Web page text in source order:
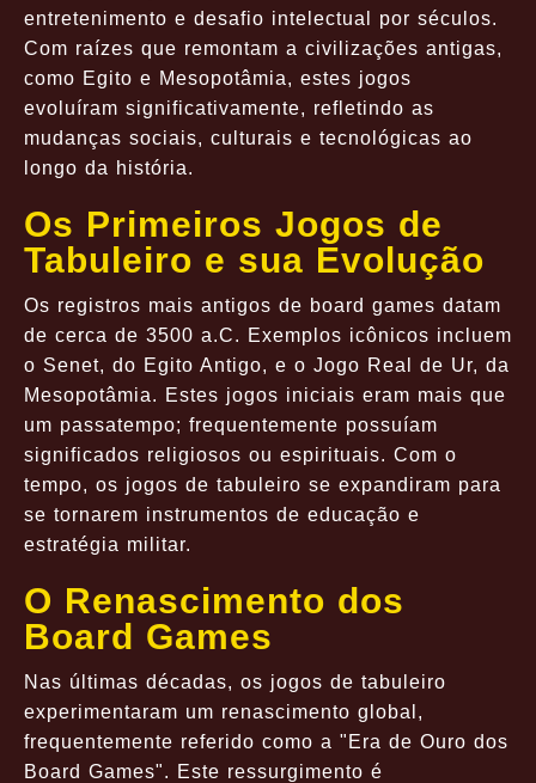
entretenimento e desafio intelectual por séculos.
Com raízes que remontam a civilizações antigas,
como Egito e Mesopotâmia, estes jogos
evoluíram significativamente, refletindo as
mudanças sociais, culturais e tecnológicas ao
longo da história.
Os Primeiros Jogos de
Tabuleiro e sua Evolução
Os registros mais antigos de board games datam
de cerca de 3500 a.C. Exemplos icônicos incluem
o Senet, do Egito Antigo, e o Jogo Real de Ur, da
Mesopotâmia. Estes jogos iniciais eram mais que
um passatempo; frequentemente possuíam
significados religiosos ou espirituais. Com o
tempo, os jogos de tabuleiro se expandiram para
se tornarem instrumentos de educação e
estratégia militar.
O Renascimento dos
Board Games
Nas últimas décadas, os jogos de tabuleiro
experimentaram um renascimento global,
frequentemente referido como a "Era de Ouro dos
Board Games". Este ressurgimento é